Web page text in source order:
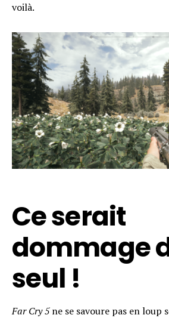
voilà.
Ce serait
dommage
seul !
Far Cry 5ne se savoure pas en loup
Flipboard
Reddit
Pinterest
Whatsapp
Email